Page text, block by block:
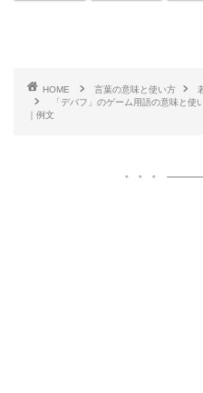
HOME 言葉の意味と使い方
「デバフ」のゲーム用語の意味と
｜例文